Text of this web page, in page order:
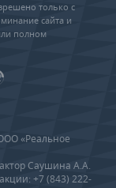
только с
сайта и
полном
«Реальное
Саушина А.А.
+7 (843) 222-